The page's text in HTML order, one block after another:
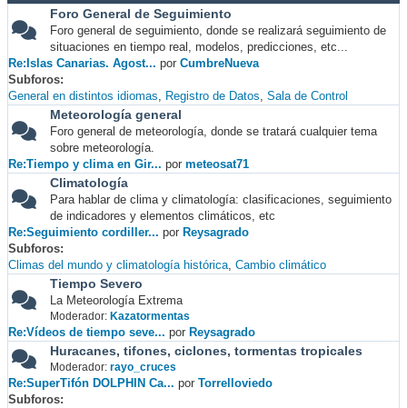
Foro General de Seguimiento
Foro general de seguimiento, donde se realizará seguimiento de
situaciones en tiempo real, modelos, predicciones, etc...
Re:Islas Canarias. Agost... por CumbreNueva
Subforos
General en distintos idiomas
Registro de Datos Sala de Control
Meteorología general
Foro general de meteorología, donde se tratará cualquier tema
sobre meteorología.
Re:Tiempo y clima en Gir... por meteosat71
Climatología
Para hablar de clima y climatología: clasificaciones, seguimiento
de indicadores y elementos climáticos, etc
Re:Seguimiento cordiller... por Reysagrado
Subforos
Climas del mundo y climatología histórica Cambio climático
Tiempo Severo
La Meteorología Extrema
Moderador: Kazatormentas
Re:Vídeos de tiempo seve... por Reysagrado
Huracanes, tifones, ciclones, tormentas tropicales
Moderador: rayo_cruces
Re:SuperTifón DOLPHIN Ca... por Torrelloviedo
Subforos